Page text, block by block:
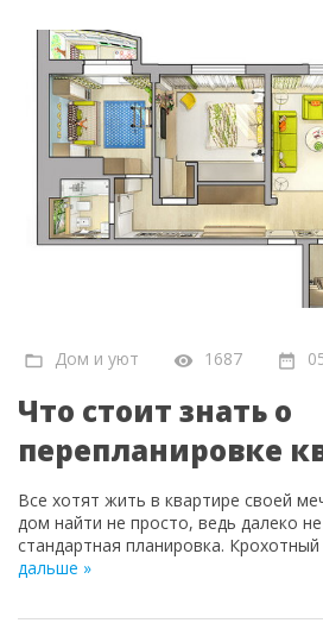
Дом и уют 1687
Что стоит знать о
перепланировке
Все хотят жить в квартире своей
дом найти не просто, ведь далеко
стандартная планировка. Крохотный
дальше »